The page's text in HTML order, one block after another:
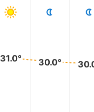
31.0° 30.0°